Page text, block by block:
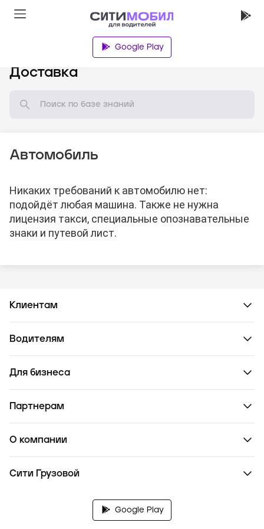
Google Play
Доставка
Автомобиль
Никаких требований к автомобилю нет:
подойдёт любая машина. Также не нужна
лицензия такси, специальные опознавательные
знаки и путевой лист.
Клиентам
Водителям
Для бизнеса
Партнерам
О компании
Сити Грузовой
Google Play